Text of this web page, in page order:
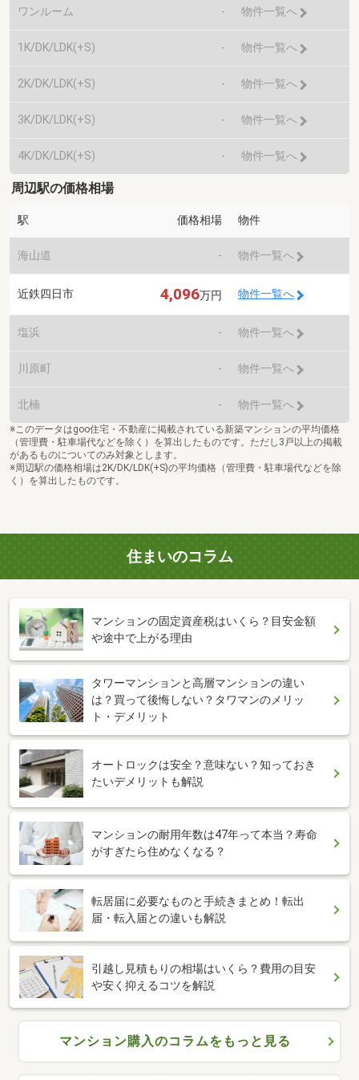
ワンルーム - 物件一覧へ
1K/DK/LDK(+S) - 物件一覧へ
2K/DK/LDK(+S) - 物件一覧へ
3K/DK/LDK(+S) - 物件一覧へ
4K/DK/LDK(+S) - 物件一覧へ
周辺駅の価格相場
駅 価格相場 物件
海山道 - 物件一覧へ
近鉄四日市 4,096万円 物件一覧へ
塩浜 - 物件一覧へ
川原町 - 物件一覧へ
北楠 - 物件一覧へ
※このデータはgoo住宅・不動産に掲載されている新築マンションの平均価格
（管理費・駐車場代などを除く）を算出したものです。ただし3戸以上の掲載
があるものについてのみ対象とします。
※周辺駅の価格相場は2K/DK/LDK(+S)の平均価格（管理費・駐車場代などを除
く）を算出したものです。
住まいのコラム
マンションの固定資産税はいくら？目安金額
や途中で上がる理由
タワーマンションと高層マンションの違い
は？買って後悔しない？タワマンのメリッ
ト・デメリット
オートロックは安全？意味ない？知っておき
たいデメリットも解説
マンションの耐用年数は47年って本当？寿命
がすぎたら住めなくなる？
転居届に必要なものと手続きまとめ！転出
届・転入届との違いも解説
引越し見積もりの相場はいくら？費用の目安
や安く抑えるコツを解説
マンション購入のコラムをもっと見る